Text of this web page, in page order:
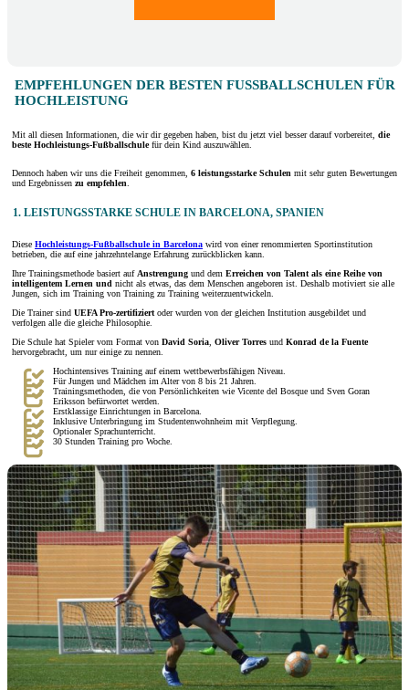
EMPFEHLUNGEN DER BESTEN FUSSBALLSCHULEN FÜR H
OCHLEISTUNG
Mit all diesen Informationen, die wir dir gegeben haben, bist du jetzt viel besser darauf vorbereitet, die
beste Hochleistungs-Fußballschulefür dein Kind auszuwählen.
Dennoch haben wir uns die Freiheit genommen, 6 leistungsstarke Schulen mit sehr guten Bewertungen
und Ergebnissen zu empfehlen
1. LEISTUNGSSTARKE SCHULE IN BARCELONA, SPANIEN
Diese Hochleistungs-Fußballschule in Barcelona wird von einer renommierten Sportinstitution
betrieben, die auf eine jahrzehntelange Erfahrung zurückblicken kann.
Ihre Trainingsmethode basiert auf Anstrengung und dem Erreichen von Talent als eine Reihe von
intelligentem Lernen und nicht als etwas, das dem Menschen angeboren ist. Deshalb motiviert sie alle
Jungen, sich im Training von Training zu Training weiterzuentwickeln.
Die Trainer sind UEFA Pro-zertifiziert oder wurden von der gleichen Institution ausgebildet und
verfolgen alle die gleiche Philosophie.
Die Schule hat Spieler vom Format von David Soria Oliver Torres und Konrad de la Fuente
hervorgebracht, um nur einige zu nennen.
Hochintensives Training auf einem wettbewerbsfähigen Niveau.
Für Jungen und Mädchen im Alter von 8 bis 21 Jahren.
Trainingsmethoden, die von Persönlichkeiten wie Vicente del Bosque und Sven Goran
Eriksson befürwortet werden.
Erstklassige Einrichtungen in Barcelona.
Inklusive Unterbringung im Studentenwohnheim mit Verpflegung.
Optionaler Sprachunterricht.
30 Stunden Training pro Woche.